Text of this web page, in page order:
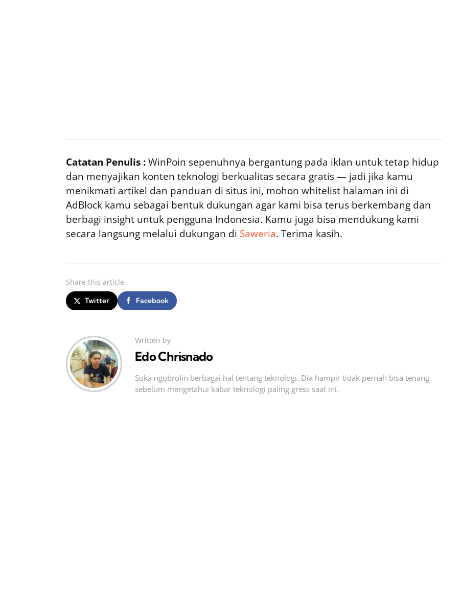
Catatan Penulis :WinPoin sepenuhnya bergantung pada iklan untuk tetap hidup
dan menyajikan konten teknologi berkualitas secara gratis — jadi jika kamu
menikmati artikel dan panduan di situs ini, mohon whitelist halaman ini di
AdBlock kamu sebagai bentuk dukungan agar kami bisa terus berkembang dan
berbagi insight untuk pengguna Indonesia. Kamu juga bisa mendukung kami
secara langsung melalui dukungan di Saweria. Terima kasih.
Share this article
Twitter Facebook
Written by
Edo Chrisnado
Suka ngobrolin berbagai hal tentang teknologi. Dia hampir tidak pernah bisa tenang
sebelum mengetahui kabar teknologi paling gress saat ini.